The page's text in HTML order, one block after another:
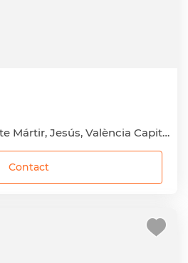
La Raïosa-San Vicente Mártir, Jesús, València Capital, València
Contact